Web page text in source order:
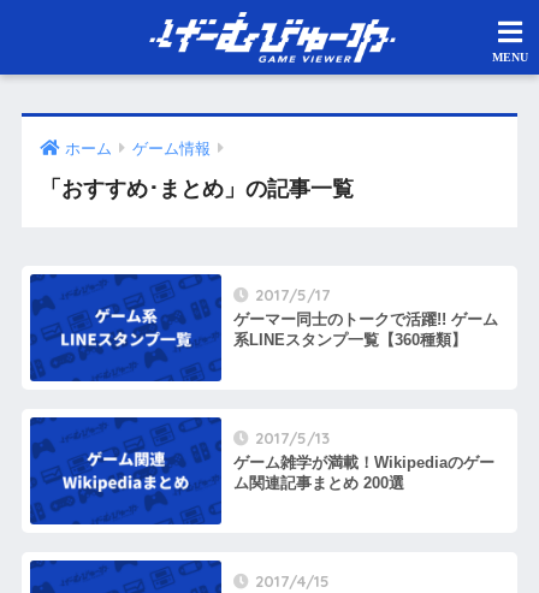
ホーム ゲーム情報
「おすすめ･まとめ」の記事一覧
2017/5/17
ゲーマー同士のトークで活躍!! ゲーム
系LINEスタンプ一覧【360種類】
2017/5/13
ゲーム雑学が満載！Wikipediaのゲー
ム関連記事まとめ 200選
2017/4/15